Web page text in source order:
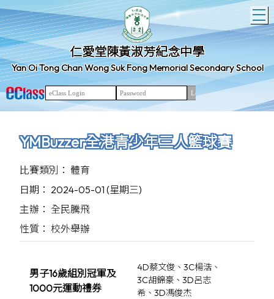
仁愛堂陳黃淑芳紀念中學
Yan Oi Tong Chan Wong Suk Fong Memorial Secondary School
YMBuzzer全港青少年三人籃球賽
比賽類別： 體育
日期： 2024-05-01 (星期三)
主辦： 全民騰飛
性質： 校外舉辦
男子16歲組別冠軍及
1000元運動禮券
4D蔡文俊、3C楊浩、
3C胡錦豪、3D呂志
希、3D馮俊杰